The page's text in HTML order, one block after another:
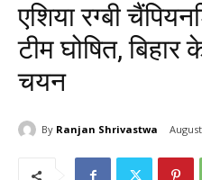
एशिया रग्बी
टीम घोषित,
चयन
By Ranjan Shrivastwa